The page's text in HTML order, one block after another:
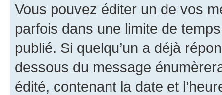
Vous pouvez éditer un de vos
parfois dans une limite de
publié. Si quelqu’un a déjà
dessous du message
édité, contenant la date et